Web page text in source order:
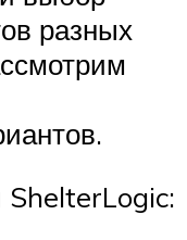
разных
ShelterLogic: